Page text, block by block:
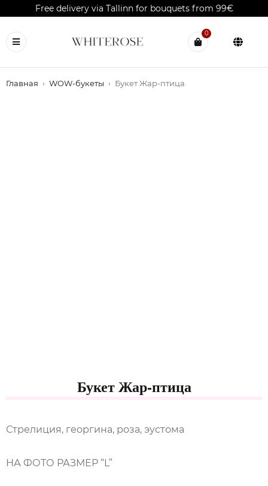
Free delivery via Tallinn for bouquets from 99€
0
Главная › WOW-букеты › Букет Жар-птица
Букет Жар-птица
Стрелиция, георгина, роза, эустома
НА ФОТО РАЗМЕР “L”